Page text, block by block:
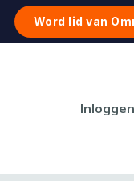
Word lid van
Inloggen